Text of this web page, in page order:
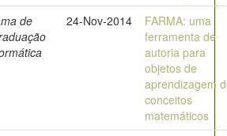
de
24-Nov-2014
FARMA: uma
ferramenta de
autoria para
objetos de
aprendizagem
conceitos
matemáticos